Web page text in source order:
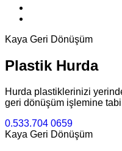
Kaya Geri Dönüşüm
Plastik Hurda
Hurda plastiklerinizi
geri dönüşüm işlemine tabi
0.533.704 0659
Kaya Geri Dönüşüm